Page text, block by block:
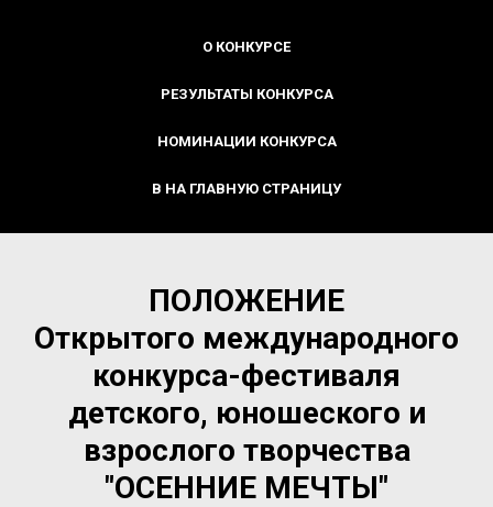
О КОНКУРСЕ
РЕЗУЛЬТАТЫ КОНКУРСА
НОМИНАЦИИ КОНКУРСА
В НА ГЛАВНУЮ СТРАНИЦУ
ПОЛОЖЕНИЕ
Открытого международного
конкурса-фестиваля
детского, юношеского и
взрослого творчества
"ОСЕННИЕ МЕЧТЫ"